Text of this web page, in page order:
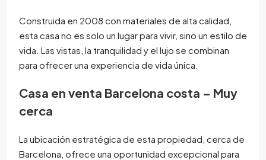
Construida en 2008 con materiales de alta calidad,
esta casa no es solo un lugar para vivir, sino un estilo de
vida. Las vistas, la tranquilidad y el lujo se combinan
para ofrecer una experiencia de vida única.
Casa en venta Barcelona costa – Muy
cerca
La ubicación estratégica de esta propiedad, cerca de
Barcelona, ofrece una oportunidad excepcional para